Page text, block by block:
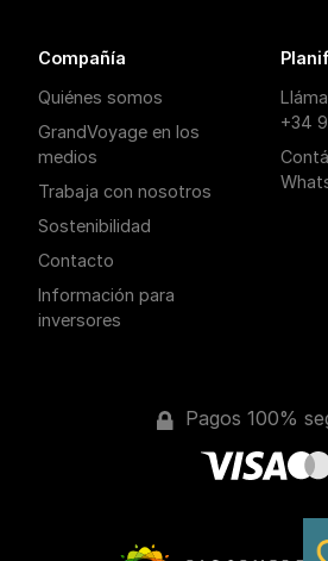
Compañía
Quiénes somos
GrandVoyage en los
medios
Trabaja con nosotros
Sostenibilidad
Contacto
Información para
inversores
+34
Pagos 100%